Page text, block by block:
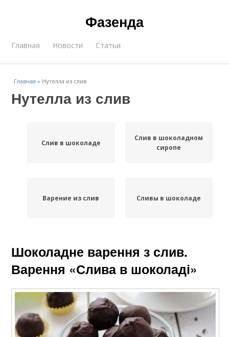
Фазенда
Главная Новости Статьи
Главная » Нутелла из слив
Нутелла из слив
Слив в шоколаде
Слив в шоколадном
сиропе
Варение из слив Сливы в шоколаде
Шоколадне варення з слив.
Варення «Слива в шоколаді»